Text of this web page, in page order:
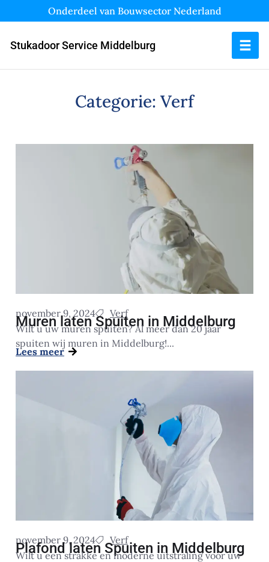
Onderdeel van Bouwsector Nederland
Stukadoor Service Middelburg
Categorie: Verf
november 9, 2024 Verf
Muren laten Spuiten in Middelburg
Wilt u uw muren spuiten? Al meer dan 20 jaar
spuiten wij muren in Middelburg!...
Lees meer
november 9, 2024 Verf
Plafond laten Spuiten in Middelburg
Wilt u een strakke en moderne uitstraling voor uw